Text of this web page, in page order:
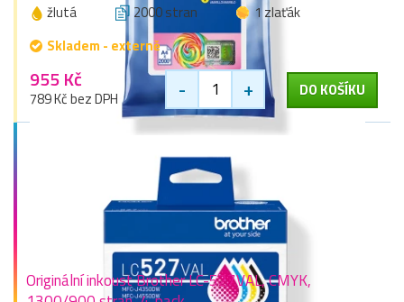
žlutá 2000 stran
1 zlaťák
Skladem - externě
955 Kč
789 Kč bez DPH - + DO KOŠÍKU
Originální inkoust Brother LC-527VAL, CMYK,